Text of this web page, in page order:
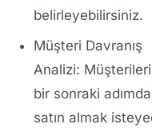
belirleyebilirsiniz.
Müşteri Davranış
Analizi:
bir sonraki
satın almak